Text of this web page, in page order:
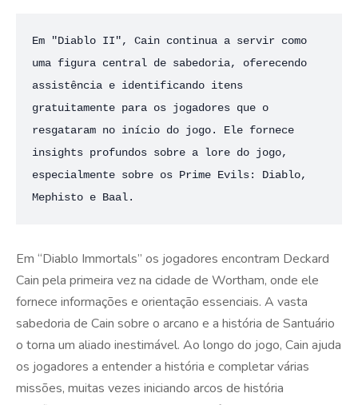
Em "Diablo II", Cain continua a servir como
uma figura central de sabedoria, oferecendo
assistência e identificando itens
gratuitamente para os jogadores que o
resgataram no início do jogo. Ele fornece
insights profundos sobre a lore do jogo,
especialmente sobre os Prime Evils: Diablo,
Mephisto e Baal.​
Em “Diablo Immortals” os jogadores encontram Deckard
Cain pela primeira vez na cidade de Wortham, onde ele
fornece informações e orientação essenciais. A vasta
sabedoria de Cain sobre o arcano e a história de Santuário
o torna um aliado inestimável. Ao longo do jogo, Cain ajuda
os jogadores a entender a história e completar várias
missões, muitas vezes iniciando arcos de história